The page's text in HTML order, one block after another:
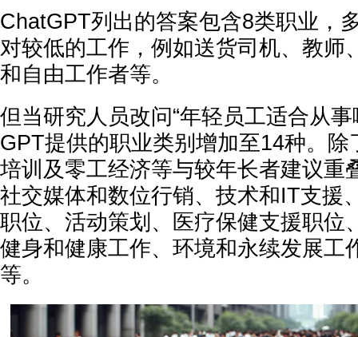
ChatGPT列出的答案包含8类职业，
对较低的工作，例如送货司机、教师
和自由工作者等。
但当研究人员改问“年轻员工适合从
GPT提供的职业类别增加至14种。除
培训及零工经济等与较年长者建议重
社交媒体和数位行销、技术和IT支援
职位、活动策划、医疗保健支援职位
健身和健康工作、环境和永续发展工
等。